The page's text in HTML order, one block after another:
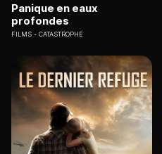
Panique en eaux
profondes
FILMS CATASTROPHE